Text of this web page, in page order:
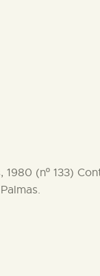
1980 (nº 133)